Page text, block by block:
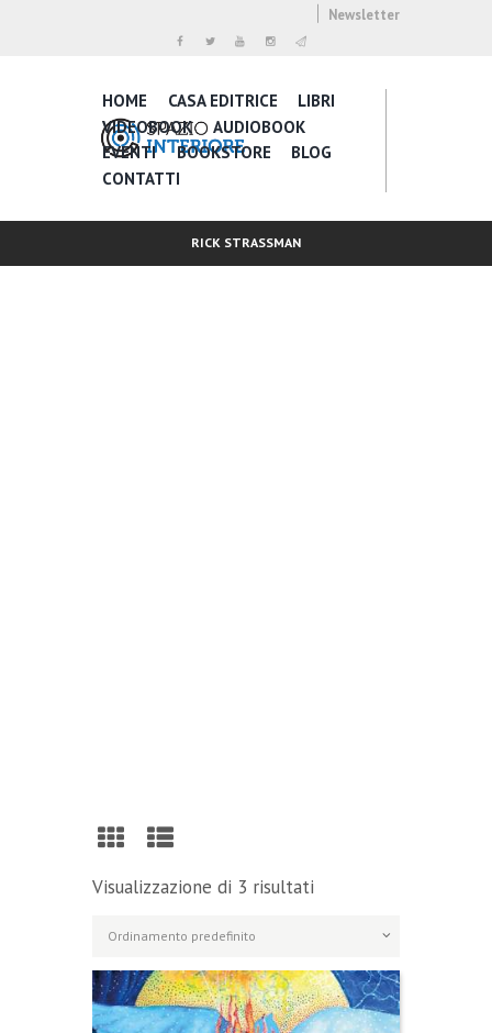
Newsletter
HOME CASA EDITRICE
LIBRI
VIDEOBOOK
AUDIOBOOK
EVENTI
BOOKSTORE
BLOG
CONTATTI
RICK STRASSMAN
Visualizzazione di 3 risultati